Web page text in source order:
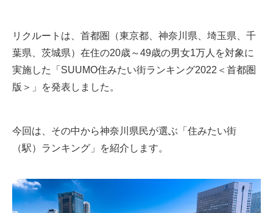
リクルートは、首都圏（東京都、神奈川県、埼玉県、千
葉県、茨城県）在住の20歳～49歳の男女1万人を対象に
実施した「SUUMO住みたい街ランキング2022＜首都圏
版＞」を発表しました。
今回は、その中から神奈川県民が選ぶ「住みたい街
（駅）ランキング」を紹介します。